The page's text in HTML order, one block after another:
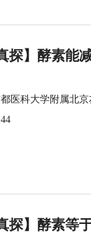
探】酵素能
医科大学附属北
探】酵素等